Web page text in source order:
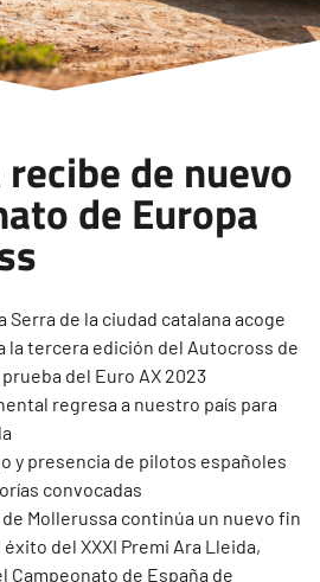
de nuevo
de Europa
Serra de la ciudad catalana acoge
la tercera edición del Autocross de
del Euro AX 2023
regresa a nuestro país para
y presencia de pilotos españoles
convocadas
Mollerussa continúa un nuevo fin
del XXXI Premi Ara Lleida,
Campeonato de España de